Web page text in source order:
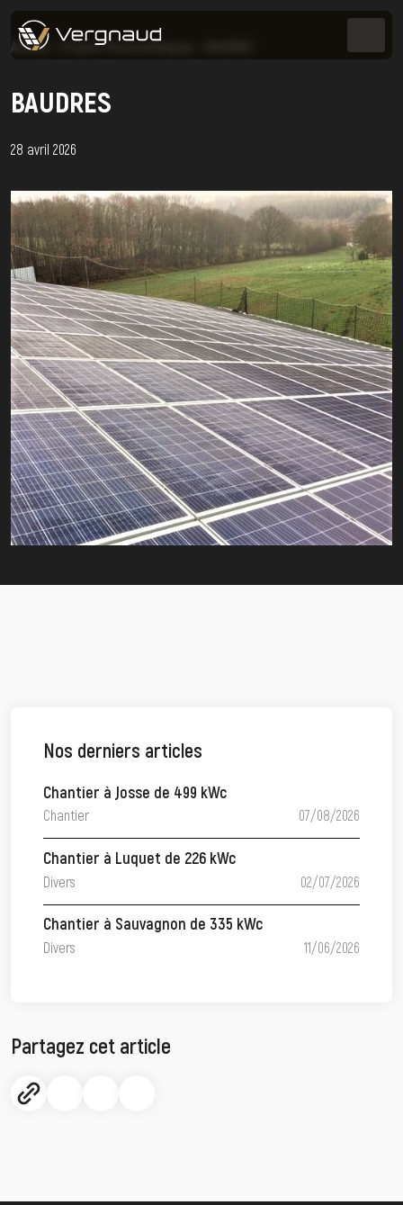
Accueil Projets Photovoltaïques
BAUDRES
28 avril 2026
Nos derniers articles
Chantier à Josse de 499 kWc
Chantier 07/08/2026
Chantier à Luquet de 226 kWc
Divers 02/07/2026
Chantier à Sauvagnon de 335 kWc
Divers 11/06/2026
Partagez cet article